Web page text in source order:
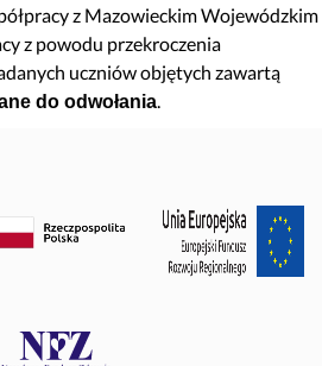
z Mazowieckim Wojewódzkim
z powodu przekroczenia
uczniów objętych zawartą
do odwołania.